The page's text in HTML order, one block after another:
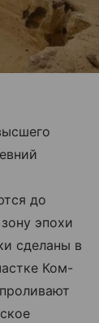
до
эпохи
сделаны в
Ком-